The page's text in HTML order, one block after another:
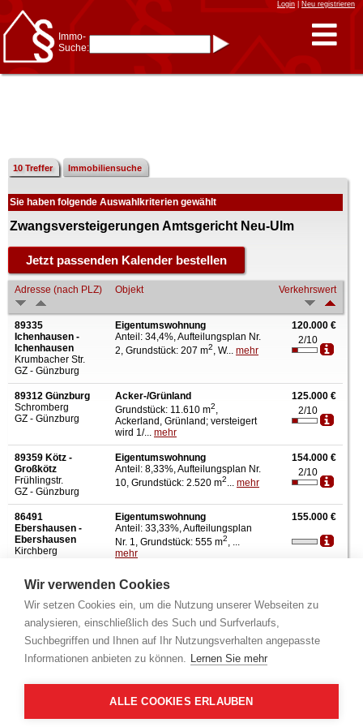
Wir verwenden Cookies
Wir setzen Cookies ein, um die Nutzung unserer Webseiten zu
analysieren, einschließlich des Such und Surfverlaufs,
Suchbegriffen und Ihnen auf Ihr Nutzungsverhalten angepasste
Informationen anbieten zu können. Lernen Sie mehr
ALLE COOKIES ERLAUBEN
Login| Neu registrieren
Immo-
Suche:
z.B.:15 Frankfurtfür
Frankfurt/Oder
und6 Frankfurtfür Frankfurt
Immobiliensuche
nach Kreis
nach Amtsgericht
10 Treffer Immobiliensuche
Sie haben folgende Auswahlkriterien gewählt
Zwangsversteigerungen Amtsgericht Neu-Ulm
Adresse (nach PLZ) Objekt Verkehrswert
89335
Ichenhausen -
Ichenhausen
Krumbacher Str.
GZ - Günzburg
Eigentumswohnung
Anteil: 34,4%, Aufteilungsplan Nr.
2, Grundstück: 207 m2, W... mehr
120.000 €
2/10
89312 Günzburg
Schromberg
GZ - Günzburg
Acker-/Grünland
Grundstück: 11.610 m2,
Ackerland, Grünland; versteigert
wird 1/... mehr
125.000 €
2/10
89359 Kötz -
Großkötz
Frühlingstr.
GZ - Günzburg
Eigentumswohnung
Anteil: 8,33%, Aufteilungsplan Nr.
10, Grundstück: 2.520 m2... mehr
154.000 €
2/10
86491
Ebershausen -
Ebershausen
Kirchberg
Eigentumswohnung
Anteil: 33,33%, Aufteilungsplan
Nr. 1, Grundstück: 555 m2, ...
mehr
155.000 €
89346 Bibertal -
Kissendorf
Weißenhorner Str.
GZ - Günzburg
Eigentumswohnung
Anteil: 17,5%, Aufteilungsplan Nr.
4, Grundstück: 805 m
2
2/10
89346 Bibertal -
Kissendorf
Eigentumswohnung
Anteil: 17,1%, Aufteilungsplan Nr.
2
222.000 €
Senden
Eigentumswohnung
Anteil: 13,8%, Aufteilungsplan Nr.
2/10